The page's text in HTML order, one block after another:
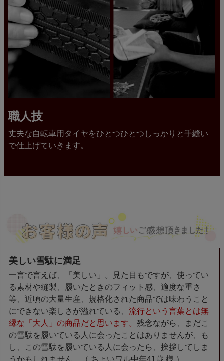
職人技
丈夫な自転車用タイヤをひとつひとつしっかりと手縫い
で仕上げていきます。
美しい雪駄に満足
一言で言えば、「美しい」。見た目もですが、使ってい
る素材や縫製、履いたときのフィット感、適度な重さ
等、近頃の大量生産、規格化された商品では味わうこと
にできない楽しさが溢れている、流行という言葉とは無
縁な「大人」の商品だと思います。残念ながら、まだこ
の雪駄を履いている人に会ったことはありませんが、も
し、この雪駄を履いている人に会ったら、挨拶してしま
うかもしれません。（ ちょいワル中年41歳 様 ）